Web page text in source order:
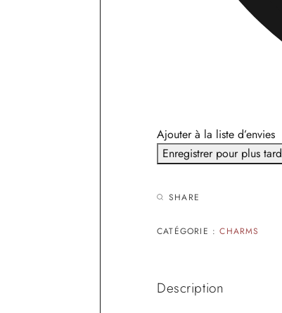
Ajouter à la liste d’envies
Enregistrer pour plus tard
SHARE
CATÉGORIE :CHARMS
Description